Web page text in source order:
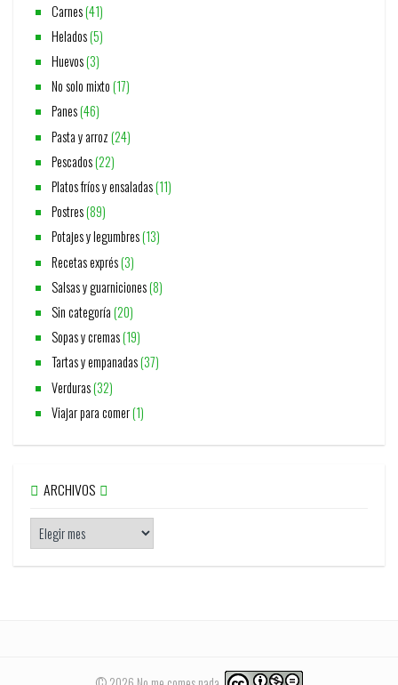
Carnes(41)
Helados(5)
Huevos(3)
No solo mixto(17)
Panes(46)
Pasta y arroz(24)
Pescados(22)
Platos fríos y ensaladas(11)
Postres(89)
Potajes y legumbres(13)
Recetas exprés(3)
Salsas y guarniciones(8)
Sin categoría(20)
Sopas y cremas(19)
Tartas y empanadas(37)
Verduras(32)
Viajar para comer(1)
ARCHIVOS